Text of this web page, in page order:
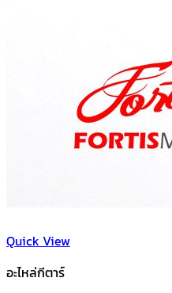
Quick View
อะไหล่กีตาร์